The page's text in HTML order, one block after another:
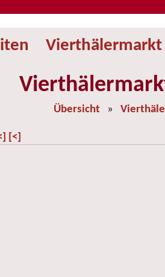
Vierthälermarkt
Übersicht »
[<]